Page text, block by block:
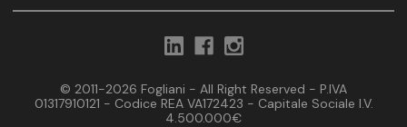
© 2011-2026 Fogliani - All Right Reserved - P.IVA
01317910121 - Codice REA VA172423 - Capitale Sociale I.V.
4.500.000€